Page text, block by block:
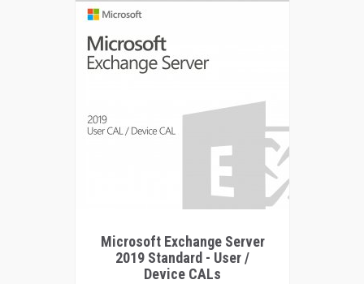
Microsoft Exchange Server
2019 Standard - User /
Device CALs